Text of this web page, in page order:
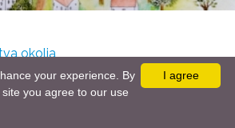
okolja
je peti junij leta 1974 razglasila zaI agree
your experience. By
you agree to our use